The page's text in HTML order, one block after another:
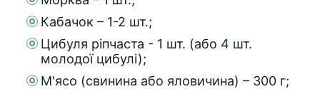
Кабачок – 1-2 шт.;
Цибуля ріпчаста - 1 шт. (або 4 шт.
молодої цибулі);
М'ясо (свинина або яловичина) – 300 г;